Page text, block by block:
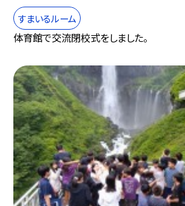
すまいるルーム
体育館で交流閉校式をしました。